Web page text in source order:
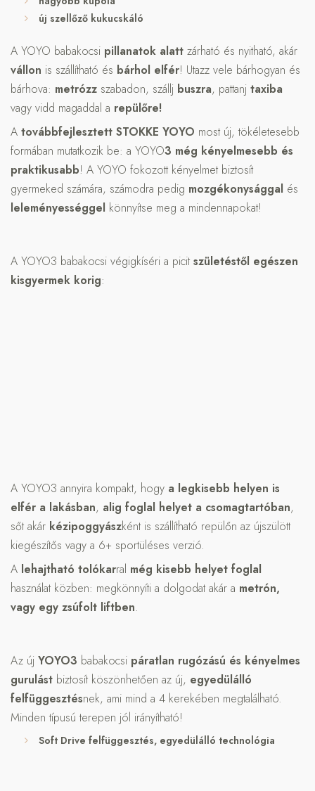
új szellőző kukucskáló
A YOYO babakocsi pillanatok alatt zárható és nyitható, akár
vállon is szállítható és bárhol elfér! Utazz vele bárhogyan és
bárhova: metrózz szabadon, szállj buszra, pattanj taxiba
vagy vidd magaddal a repülőre!
A továbbfejlesztett STOKKE YOYO most új, tökéletesebb
formában mutatkozik be: a YOYO3 még kényelmesebb és
praktikusabb! A YOYO fokozott kényelmet biztosít
gyermeked számára, számodra pedig mozgékonysággal és
leleményességgel könnyítse meg a mindennapokat!
A YOYO3 babakocsi végigkíséri a picit születéstől egészen
kisgyermek korig:
A YOYO3 annyira kompakt, hogy a legkisebb helyen is
elfér a lakásban, alig foglal helyet a csomagtartóban,
sőt akár kézipoggyászként is szállítható repülőn az újszülött
kiegészítős vagy a 6+ sportüléses verzió.
A lehajtható tolókarral még kisebb helyet foglal
használat közben: megkönnyíti a dolgodat akár a metrón,
vagy egy zsúfolt liftben.
Az új YOYO3 babakocsi páratlan rugózású és kényelmes
gurulást biztosít köszönhetően az új, egyedülálló
felfüggesztésnek, ami mind a 4 kerekében megtalálható.
Minden típusú terepen jól irányítható!
Soft Drive felfüggesztés, egyedülálló technológia